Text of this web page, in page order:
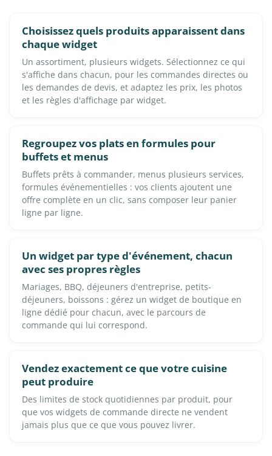
Choisissez quels produits apparaissent dans
chaque widget
Un assortiment, plusieurs widgets. Sélectionnez ce qui
s'affiche dans chacun, pour les commandes directes ou
les demandes de devis, et adaptez les prix, les photos
et les règles d'affichage par widget.
Regroupez vos plats en formules pour
buffets et menus
Buffets prêts à commander, menus plusieurs services,
formules événementielles : vos clients ajoutent une
offre complète en un clic, sans composer leur panier
ligne par ligne.
Un widget par type d'événement, chacun
avec ses propres règles
Mariages, BBQ, déjeuners d'entreprise, petits-
déjeuners, boissons : gérez un widget de boutique en
ligne dédié pour chacun, avec le parcours de
commande qui lui correspond.
Vendez exactement ce que votre cuisine
peut produire
Des limites de stock quotidiennes par produit, pour
que vos widgets de commande directe ne vendent
jamais plus que ce que vous pouvez livrer.